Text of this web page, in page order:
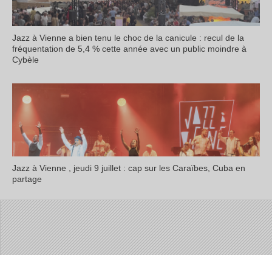
Jazz à Vienne a bien tenu le choc de la canicule : recul de la
fréquentation de 5,4 % cette année avec un public moindre à
Cybèle
Jazz à Vienne , jeudi 9 juillet : cap sur les Caraïbes, Cuba en
partage